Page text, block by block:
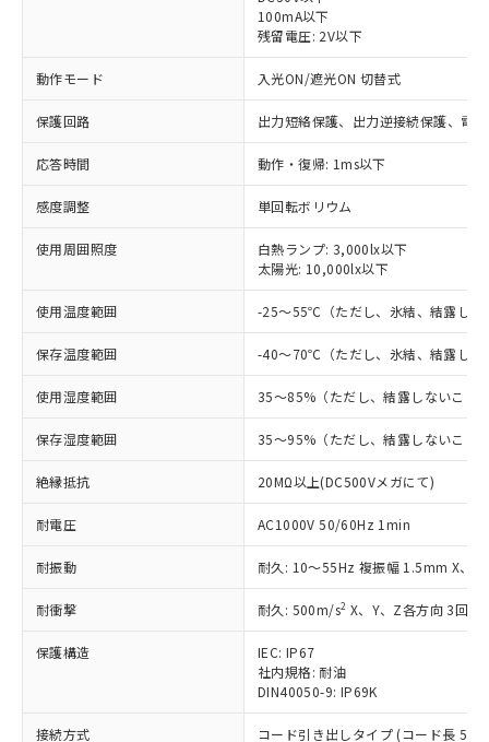
100mA以下
残留電圧: 2V以下
動作モード 入光ON/遮光ON 切替式
保護回路 出力短絡保護、出力逆接続保護、電
応答時間 動作・復帰: 1ms以下
感度調整 単回転ボリウム
使用周囲照度
白熱ランプ: 3,000lx以下
太陽光: 10,000lx以下
使用温度範囲 -25～55℃（ただし、氷結、結露しな
保存温度範囲 -40～70℃（ただし、氷結、結露しな
使用湿度範囲 35～85%（ただし、結露しないこと
保存湿度範囲 35～95%（ただし、結露しないこと
絶縁抵抗 20MΩ以上(DC500Vメガにて)
耐電圧 AC1000V 50/60Hz 1min
耐振動 耐久: 10～55Hz 複振幅 1.5mm X、Y
耐衝撃 耐久: 500m/s2 X、Y、Z各方向 3回
保護構造
IEC: IP67
社内規格: 耐油
DIN40050-9: IP69K
接続方式 コード引き出しタイプ (コード長 5m)
ご利用条件
ご利用ください。
本サービスは、当社制御機器事業取扱
商品の当社在庫状況および標準価格
(税抜)を提供させていただくもので
当社制御機器事業取扱商品の中には、
本サービスの対象外となる商品もある
ことをご了承ください。
在庫状況および標準価格照会結果は、
記載している更新日時点での社内デー
タに基づき作成されるものであり、閲
覧された時点での実際の在庫および標
対応済み：EU RoHS指令（10物質）の
非含有に対応した製品が提供可能な商品で
す。
有に対応した製品に切り替える予定のある
商品です。
非含有に非対応の商品で、対応品を出す予
調査・確認中：EU RoHS指令（10物質）の
非含有の対応状況を調査中または確認中の
非該当品：ライセンス料など無形物で、有
害物質有無と関係のない商品です。
仕入先様の事情により、非含有部品として
いたものが、含有品と判明した場合などや
鉛(Pb) 1000ppm以下、 水銀(Hg) 1000ppm以下、 カド
六価クロム(Cr(Ⅵ)) 1000ppm以下、ポリ臭化ビフェニル
※1 中国RoHS○×表
「○」：最大均質材料含有率が中国RoHSの
基準値以下であることを示します。
「×」：最大均質材料含有率が中国RoHSの
基準値を超えていることを示します。
「－」：未確認です。当社販売部門へお問
い合わせください。
当社は、これら貴社製品のうち、外国
為替および外国貿易法に定める商品
（以下｢規制貨物等」という）を輸出
または国外への提供する場合は、日本
国政府の輸出許可(または役務取引許
可)を取得するなどの必要な手続きを